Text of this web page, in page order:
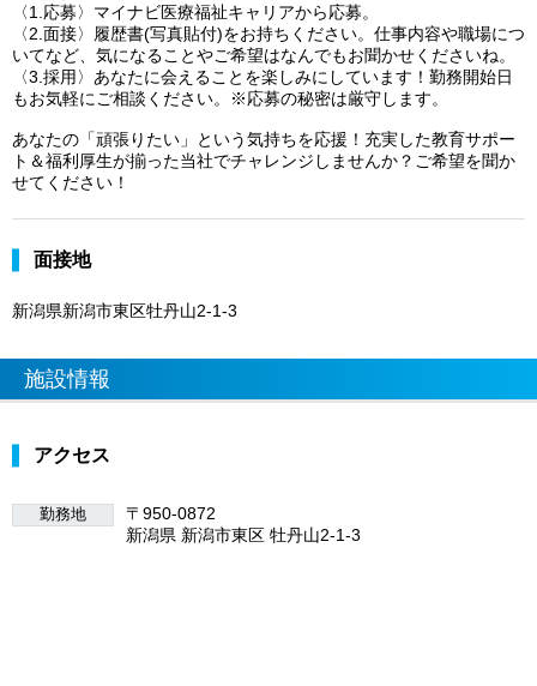
〈1.応募〉マイナビ医療福祉キャリアから応募。
〈2.面接〉履歴書(写真貼付)をお持ちください。仕事内容や職場につ
いてなど、気になることやご希望はなんでもお聞かせくださいね。
〈3.採用〉あなたに会えることを楽しみにしています！勤務開始日
もお気軽にご相談ください。※応募の秘密は厳守します。
あなたの「頑張りたい」という気持ちを応援！充実した教育サポー
ト＆福利厚生が揃った当社でチャレンジしませんか？ご希望を聞か
せてください！
面接地
新潟県新潟市東区牡丹山2-1-3
施設情報
アクセス
勤務地
〒950-0872
新潟県 新潟市東区 牡丹山2-1-3